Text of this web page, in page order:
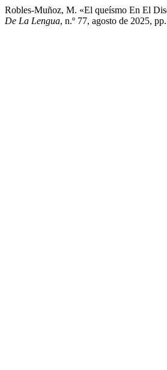
Robles-Muñoz, M. «El queísmo En El
De La Lengua, n.º 77, agosto de 2025,